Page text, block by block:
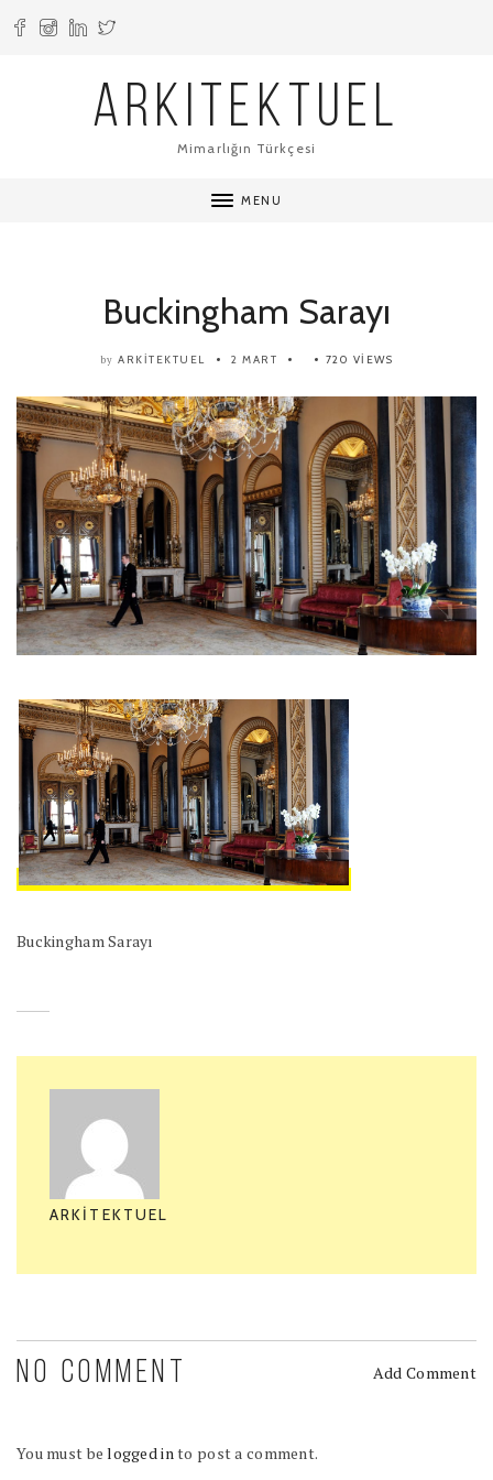
ARKITEKTUEL
Mimarlığın Türkçesi
MENU
Buckingham Sarayı
by ARKITEKTUEL 2 MART 720 VIEWS
Buckingham Sarayı
ARKITEKTUEL
NO COMMENT Add Comment
You must belogged into post a comment.